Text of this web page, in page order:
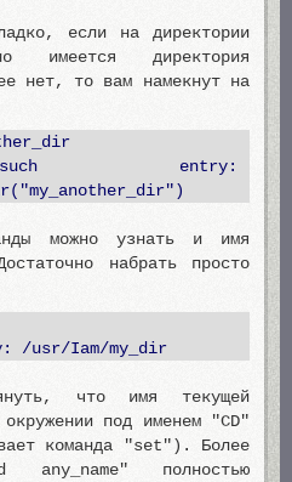
если на директории
имеется директория
нет, то вам намекнут на
entry:
можно узнать и имя
набрать просто
/usr/Iam/my_dir
что имя текущей
под именем "CD"
команда "set"). Более
полностью